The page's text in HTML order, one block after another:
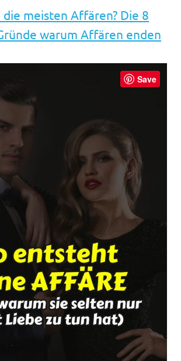
meisten Affären? Die 8
warum Affären enden
Save